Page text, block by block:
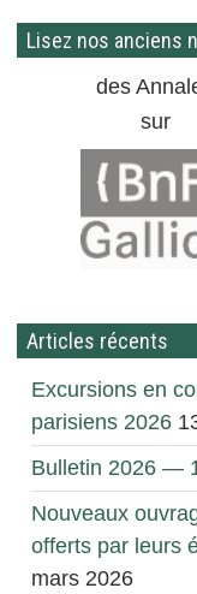
Lisez nos anciens
des
sur
Articles récents
Excursions en
parisiens 2026
Bulletin 2026 —
Nouveaux
offerts par leurs
mars 2026